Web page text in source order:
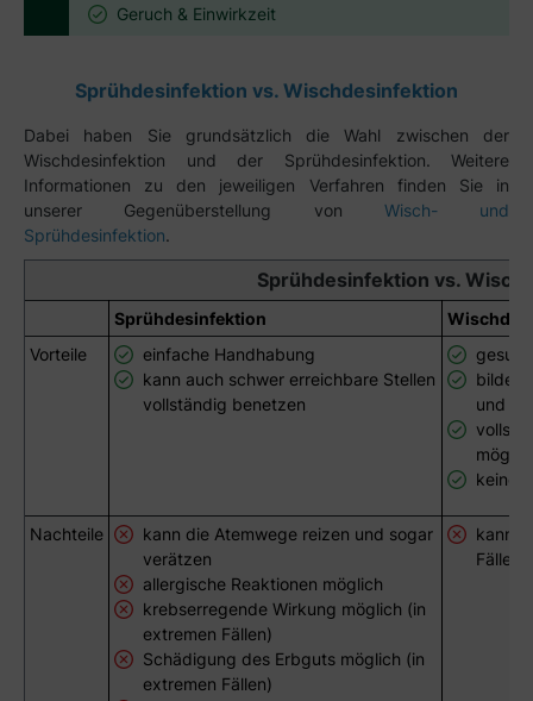
Geruch & Einwirkzeit
Sprühdesinfektion vs. Wischdesinfektion
Dabei haben Sie grundsätzlich die Wahl zwischen der
Wischdesinfektion und der Sprühdesinfektion. Weitere
Informationen zu den jeweiligen Verfahren finden Sie in
unserer Gegenüberstellung von Wisch- und
Sprühdesinfektion.
Sprühdesinfektion vs.
Sprühdesinfektion
Vorteile
einfache Handhabung
kann auch schwer erreichbare Stellen
vollständig benetzen
bildet
und
keine
Nachteile
kann die Atemwege reizen und sogar
verätzen
allergische Reaktionen möglich
krebserregende Wirkung möglich (in
extremen Fällen)
Schädigung des Erbguts möglich (in
extremen Fällen)
kann
Fällen